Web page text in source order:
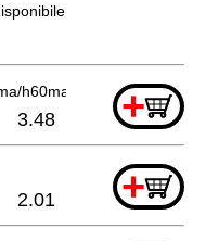
non ordinabile
h60ma/mb H45mr
+
3.48
+
2.01